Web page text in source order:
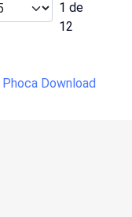
1 de
12
Phoca Download